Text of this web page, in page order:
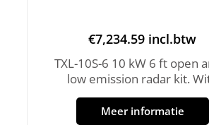
€7,234.59 incl.btw
TXL-10S-6 10 kW 6 ft open
low emission radar kit.
Meer informatie